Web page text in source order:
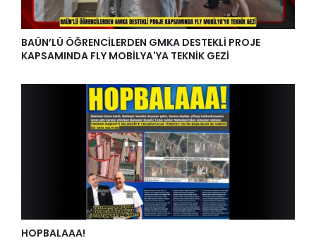
BAÜN’LÜ ÖĞRENCİLERDEN GMKA DESTEKLİ PROJE
KAPSAMINDA FLY MOBİLYA'YA TEKNİK GEZİ
HOPBALAAA!